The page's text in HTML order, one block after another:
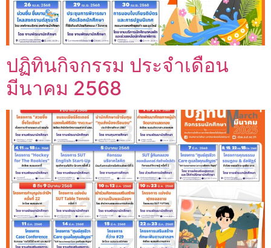
ปฏิทินกิจกรรม ประจำเดือน
มีนาคม 2568